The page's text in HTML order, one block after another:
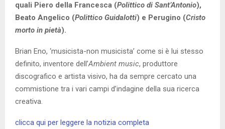
quali Piero della Francesca (Polittico di Sant’Antonio),
Beato Angelico (Polittico Guidalotti) e Perugino (Cristo
morto in pietà).
Brian Eno, ‘musicista-non musicista’ come si è lui stesso
definito, inventore dell’Ambient music, produttore
discografico e artista visivo, ha da sempre cercato una
commistione tra i vari campi d’indagine della sua ricerca
creativa.
clicca qui per leggere la notizia completa